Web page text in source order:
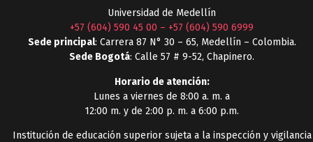
Universidad de Medellín
+57 (604) 590 45 00 – +57 (604) 590 6999
Sede principal: Carrera 87 N° 30 – 65, Medellín – Colombia.
Sede Bogotá: Calle 57 # 9-52, Chapinero.
Horario de atención:
Lunes a viernes de 8:00 a. m. a
12:00 m. y de 2:00 p. m. a 6:00 p.m.
Institución de educación superior sujeta a la inspección y vigilancia